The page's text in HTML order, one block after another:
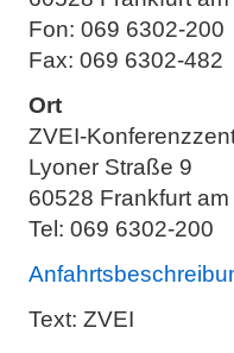
Fon: 069 6302-200
Fax: 069 6302-482
Ort
ZVEI-
Lyoner Straße 9
60528 Frankfurt am
Tel: 069 6302-200
Text: ZVEI